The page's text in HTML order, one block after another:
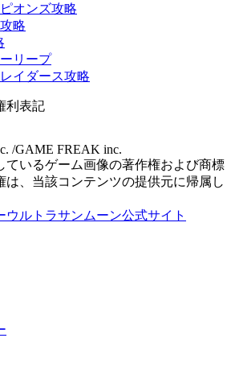
オンズ攻略
略
リープ
イダース攻略
利表記
/GAME FREAK inc.
いるゲーム画像の著作権および商標
は、当該コンテンツの提供元に帰属し
ルトラサンムーン公式サイト